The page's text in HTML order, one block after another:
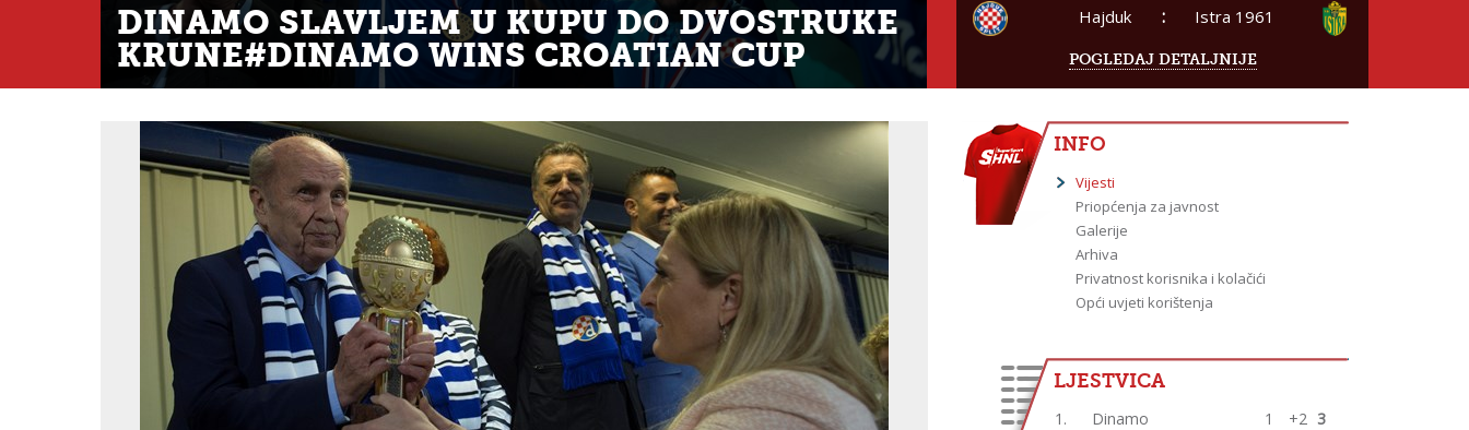
DINAMO SLAVLJEM U KUPU DO DVOSTRUKE
KRUNE#DINAMO WINS CROATIAN CUP
Hajduk : Istra 1961
POGLEDAJ DETALJNIJE
INFO
Vijesti
Priopćenja za javnost
Galerije
Arhiva
Privatnost korisnika i kolačići
Opći uvjeti korištenja
LJESTVICA
1. Dinamo 1 +2 3